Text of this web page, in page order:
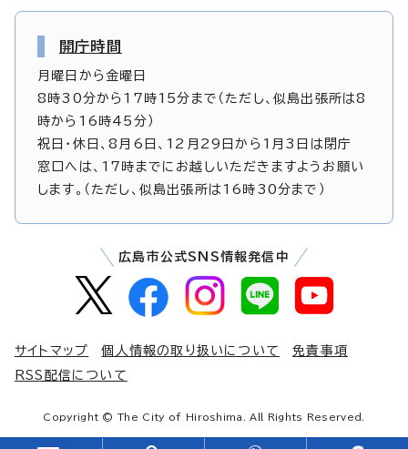
開庁時間
月曜日から金曜日
8時30分から17時15分まで（ただし、似島出張所は8
時から16時45分）
祝日・休日、8月6日、12月29日から1月3日は閉庁
窓口へは、17時までにお越しいただきますようお願い
します。（ただし、似島出張所は16時30分まで）
広島市公式SNS情報発信中
サイトマップ 個人情報の取り扱いについて
免責事項
RSS配信について
Copyright © The City of Hiroshima. All Rights Reserved.